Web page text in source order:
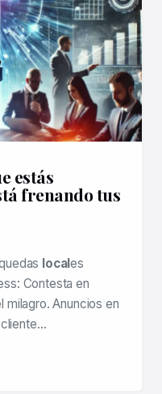
estás
frenando tus
locales
Contesta en
milagro. Anuncios en
cliente…